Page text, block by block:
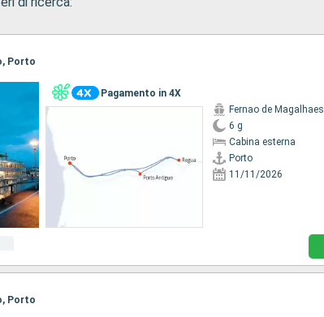
Porto
Pagamento in 4X
Fernao de Magalhaes
6 g
Cabina esterna
Porto
11/11/2026
Porto